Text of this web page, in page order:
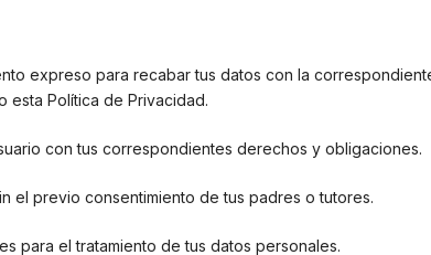
expreso para recabar tus datos con la
esta Política de Privacidad.
con tus correspondientes derechos y obligaciones.
el previo consentimiento de tus padres o tutores.
para el tratamiento de tus datos personales.